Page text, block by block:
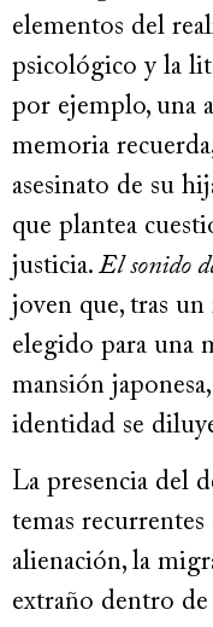
elementos del
psicológico y la
por ejemplo, una
memoria
asesinato de su
que plantea
justicia. El sonido
joven que, tras
elegido para una
mansión
identidad se
La presencia del
temas
alienación, la
extraño dentro